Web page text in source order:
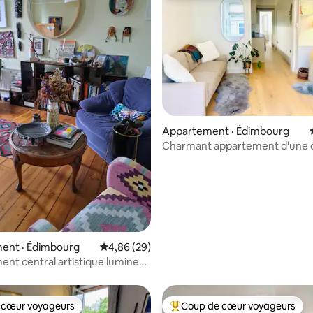
5, 51 commentaires
· Édimbourg Note moyenne de 4,86 sur 5, 29
4,86 (29)
central artistique lumineux
Appartement · Édimbourg
Charmant appartement d'une
voyageurs Coup de cœur voyageurs